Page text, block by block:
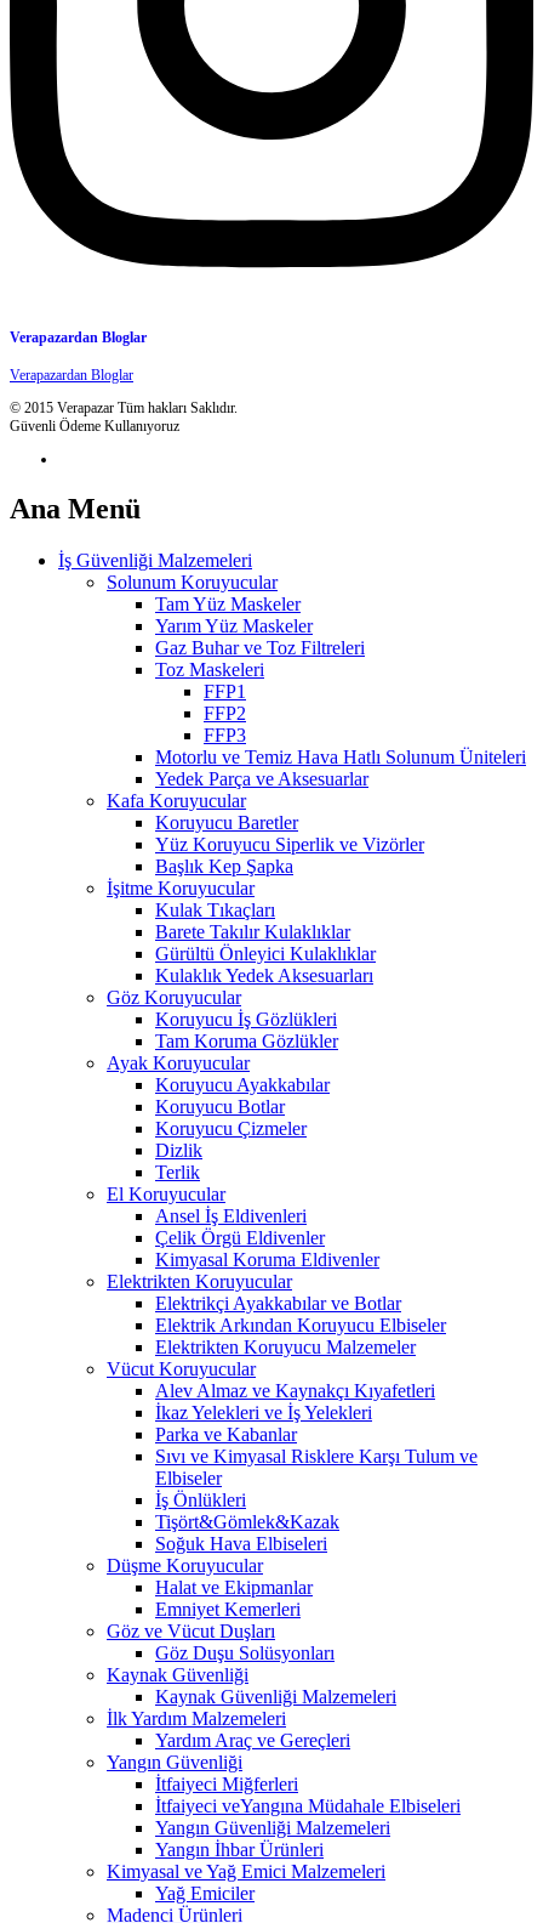
Verapazardan Bloglar
Verapazardan Bloglar
© 2015 Verapazar Tüm hakları Saklıdır.
Güvenli Ödeme Kullanıyoruz
Ana Menü
İş Güvenliği Malzemeleri
Solunum Koruyucular
Tam Yüz Maskeler
Yarım Yüz Maskeler
Gaz Buhar ve Toz Filtreleri
Toz Maskeleri
FFP1
FFP2
FFP3
Motorlu ve Temiz Hava Hatlı Solunum Üniteleri
Yedek Parça ve Aksesuarlar
Kafa Koruyucular
Koruyucu Baretler
Yüz Koruyucu Siperlik ve Vizörler
Başlık Kep Şapka
İşitme Koruyucular
Kulak Tıkaçları
Barete Takılır Kulaklıklar
Gürültü Önleyici Kulaklıklar
Kulaklık Yedek Aksesuarları
Göz Koruyucular
Koruyucu İş Gözlükleri
Tam Koruma Gözlükler
Ayak Koruyucular
Koruyucu Ayakkabılar
Koruyucu Botlar
Koruyucu Çizmeler
Dizlik
Terlik
El Koruyucular
Ansel İş Eldivenleri
Çelik Örgü Eldivenler
Kimyasal Koruma Eldivenler
Elektrikten Koruyucular
Elektrikçi Ayakkabılar ve Botlar
Elektrik Arkından Koruyucu Elbiseler
Elektrikten Koruyucu Malzemeler
Vücut Koruyucular
Alev Almaz ve Kaynakçı Kıyafetleri
İkaz Yelekleri ve İş Yelekleri
Parka ve Kabanlar
Sıvı ve Kimyasal Risklere Karşı Tulum ve
Elbiseler
İş Önlükleri
Tişört&Gömlek&Kazak
Soğuk Hava Elbiseleri
Düşme Koruyucular
Halat ve Ekipmanlar
Emniyet Kemerleri
Göz ve Vücut Duşları
Göz Duşu Solüsyonları
Kaynak Güvenliği
Kaynak Güvenliği Malzemeleri
İlk Yardım Malzemeleri
Yardım Araç ve Gereçleri
Yangın Güvenliği
İtfaiyeci Miğferleri
İtfaiyeci veYangına Müdahale Elbiseleri
Yangın Güvenliği Malzemeleri
Yangın İhbar Ürünleri
Kimyasal ve Yağ Emici Malzemeleri
Yağ Emiciler
Madenci Ürünleri